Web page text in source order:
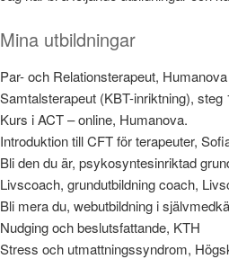
Mina utbildningar
Par- och Relationsterapeut, Humanova
Samtalsterapeut (KBT-inriktning), steg
Kurs i ACT – online, Humanova.
Introduktion till CFT för terapeuter,
Bli den du är, psykosyntesinriktad
Livscoach, grundutbildning coach,
Bli mera du, webutbildning i
Nudging och beslutsfattande, KTH
Stress och utmattningssyndrom,